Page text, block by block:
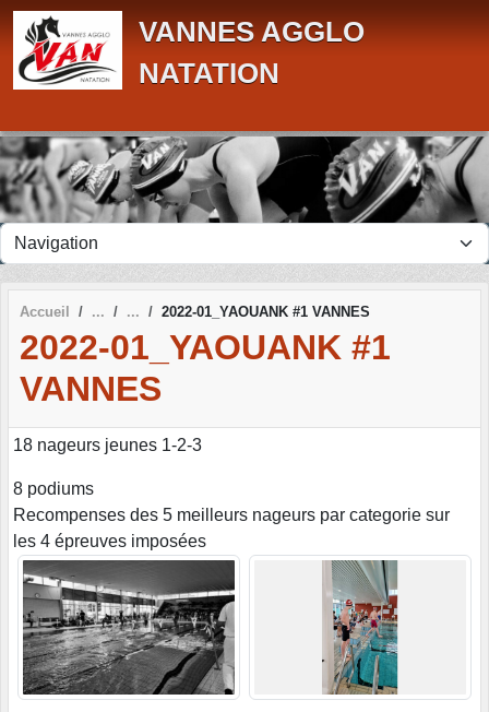
VANNES AGGLO
NATATION
Accueil 2022-01_YAOUANK #1 VANNES
2022-01_YAOUANK #1
VANNES
18 nageurs jeunes 1-2-3
8 podiums
Recompenses des 5 meilleurs nageurs par categorie sur
les 4 épreuves imposées
Panneau de gestion des cookies